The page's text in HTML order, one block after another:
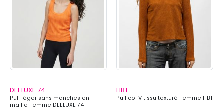
DEELUXE 74
Pull léger sans manches en
maille Femme DEELUXE 74
HBT
Pull col V tissu texturé Femme HBT